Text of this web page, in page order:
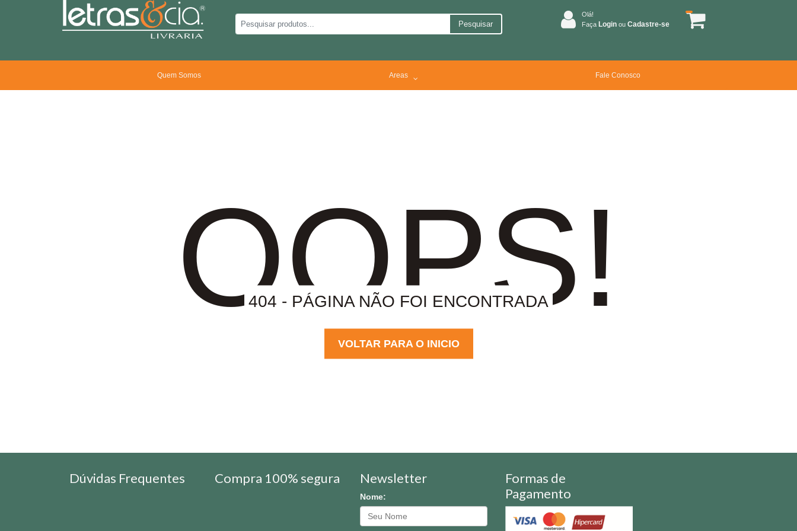
Pesquisar
Olá!
Faça Login ou Cadastre-se
Quem Somos Areas Fale Conosco
OOPS!
404 - PÁGINA NÃO FOI ENCONTRADA
VOLTAR PARA O INICIO
Dúvidas Frequentes Compra 100% segura Newsletter
Nome:
Formas de
Pagamento